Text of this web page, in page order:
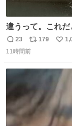
違うって。これ
け。 ポケカと同
返
信
23
リ
ポ
179
い
数
11時間前